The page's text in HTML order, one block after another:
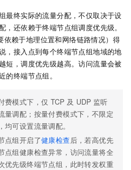
最终实际的流量分配，不仅取决于设
，还依赖于终端节点组调度优先级。
依赖于地理位置和网络链路情况）得
，接入点到每个终端节点组地域的地
短，调度优先级越高。访问流量会被
的终端节点组。
费模式下，仅 TCP 及 UDP 监听
量调配；按量付费模式下，不限定
均可设置流量调配。
点组开启了健康检查 后，若高优先
点组健康检查异常，访问流量将全
优先级终端节点组，此时转发权重